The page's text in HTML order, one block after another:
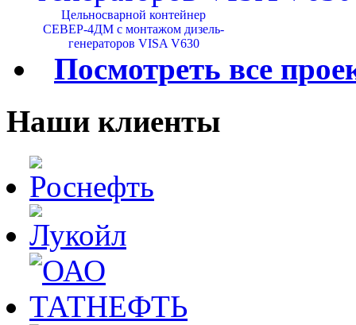
Цельносварной контейнер
СЕВЕР-4ДМ с монтажом дизель-
генераторов VISA V630
Посмотреть все
Наши клиенты